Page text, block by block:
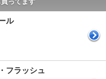
ル
フラッシュ